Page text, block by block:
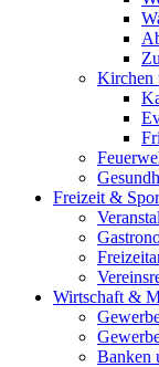
Kirchen
Freizeit &
Wirtschaft &
Banken